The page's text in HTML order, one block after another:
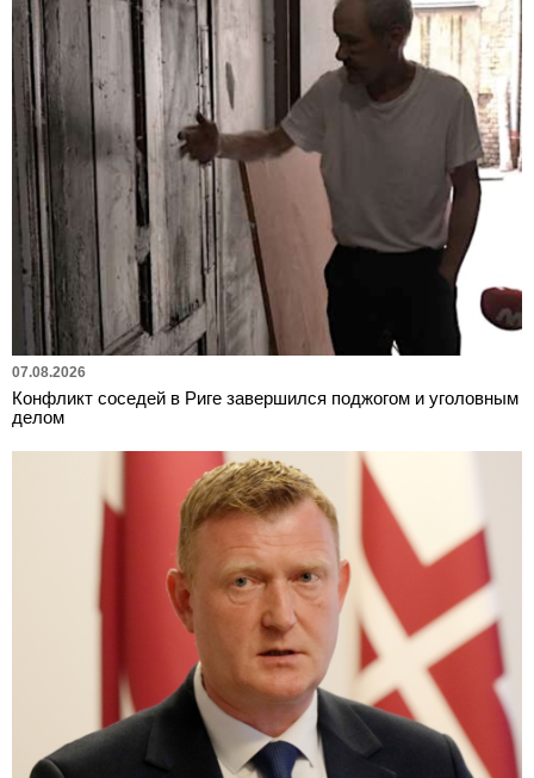
07.08.2026
Конфликт соседей в Риге завершился поджогом и уголовным
делом